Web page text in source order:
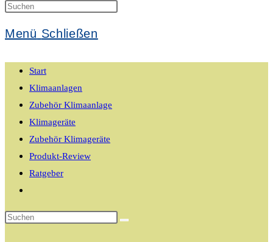
Suche
umschalten
Menü Schließen
Start
Klimaanlagen
Zubehör Klimaanlage
Klimageräte
Zubehör Klimageräte
Produkt-Review
Ratgeber
umschalten
Diese